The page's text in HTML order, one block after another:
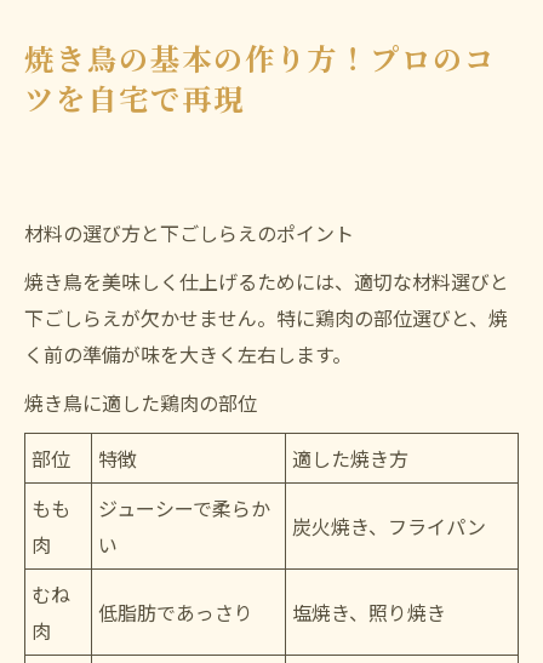
よくある質問
店舗概要
焼き鳥の基本の作り方！プロのコ
ツを自宅で再現
材料の選び方と下ごしらえのポイント
焼き鳥を美味しく仕上げるためには、適切な材料選びと
下ごしらえが欠かせません。特に鶏肉の部位選びと、焼
く前の準備が味を大きく左右します。
焼き鳥に適した鶏肉の部位
部位
特徴
適した焼き方
もも
肉
ジューシーで柔らか
い
炭火焼き、フライパン
むね
肉
低脂肪であっさり 塩焼き、照り焼き